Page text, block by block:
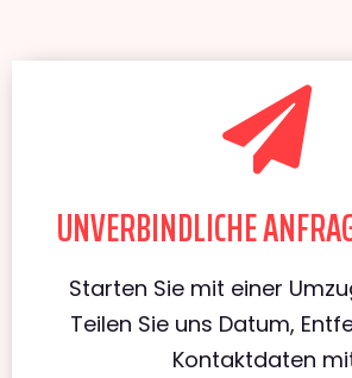
UNVERBINDLICHE
Starten Sie mit einer
Teilen Sie uns Datum,
Kontaktdaten